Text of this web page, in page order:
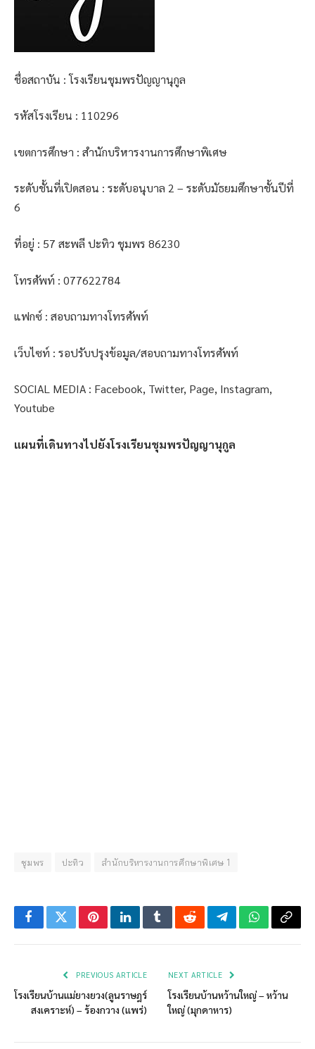
ชื่อสถาบัน : โรงเรียนชุมพรปัญญานุกูล
รหัสโรงเรียน : 110296
เขตการศึกษา : สำนักบริหารงานการศึกษาพิเศษ
ระดับชั้นที่เปิดสอน : ระดับอนุบาล 2 – ระดับมัธยมศึกษาชั้นปีที่
6
ที่อยู่ : 57 สะพลี ปะทิว ชุมพร 86230
โทรศัพท์ : 077622784
แฟกซ์ : สอบถามทางโทรศัพท์
เว็บไซท์ : รอปรับปรุงข้อมูล/สอบถามทางโทรศัพท์
SOCIAL MEDIA : Facebook, Twitter, Page, Instagram,
Youtube
แผนที่เดินทางไปยังโรงเรียนชุมพรปัญญานุกูล
ชุมพร ปะทิว สำนักบริหารงานการศึกษาพิเศษ 1
FacebookTwitterPinterestLinkedInTumblrRedditTelegramWhatsApp
Copy
PREVIOUS ARTICLE
โรงเรียนบ้านแม่ยางยวง(ลูนราษฎร์
สงเคราะห์) – ร้องกวาง (แพร่)
NEXT ARTICLE
โรงเรียนบ้านหว้านใหญ่ – หว้าน
ใหญ่ (มุกดาหาร)